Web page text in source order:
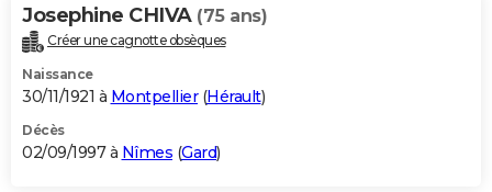
Josephine CHIVA (75 ans)
Créer une cagnotte obsèques
Naissance
30/11/1921 à Montpellier(Hérault)
Décès
02/09/1997 à Nîmes (Gard)